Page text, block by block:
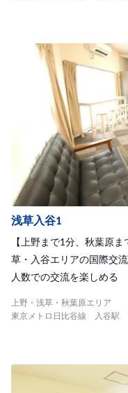
浅草入谷1
【上野まで1分、秋葉原
草・入谷エリアの国際交
人数での交流を楽しめる
上野・浅草・秋葉原エリア
東京メトロ日比谷線 入谷駅